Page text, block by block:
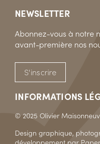
NEWSLETTER
Abonnez-vous à notre
avant-première nos
S'inscrire
INFORMATIONS
© 2025 Olivier
Design graphique,
développement par